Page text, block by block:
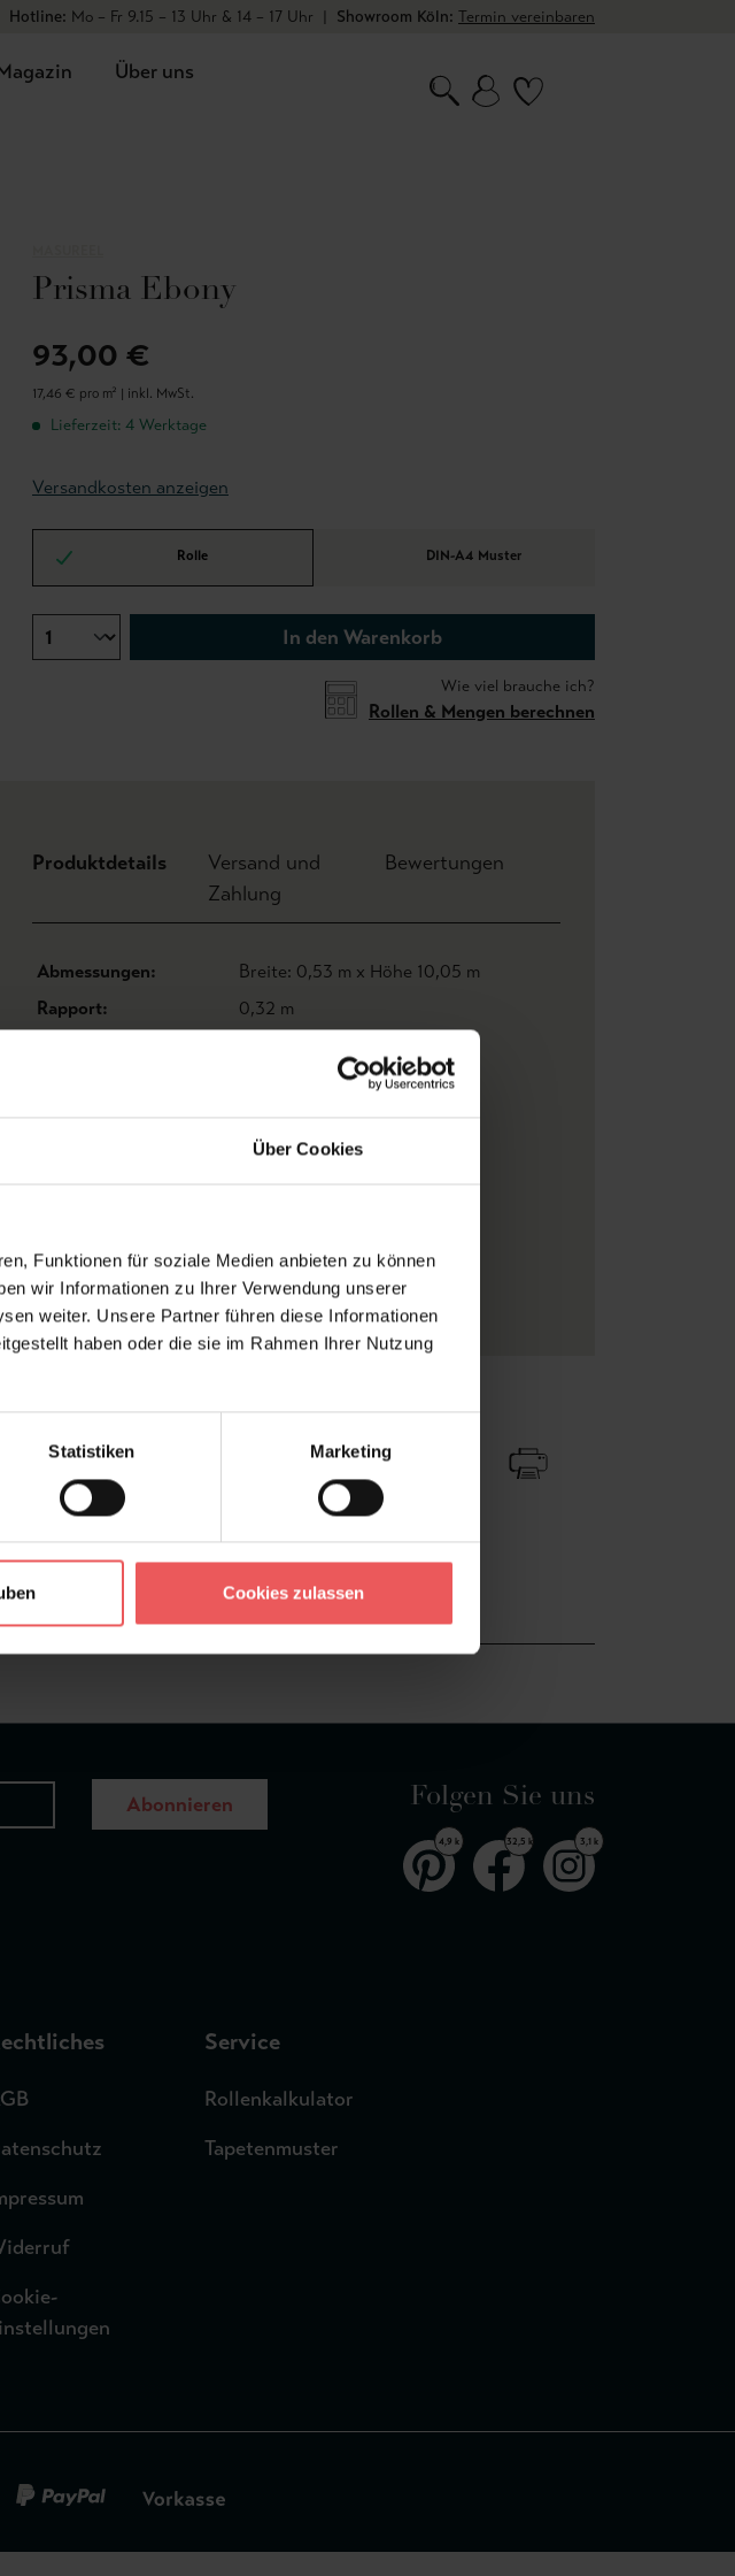
Über Cookies
Funktionen für soziale Medien anbieten zu können
wir Informationen zu Ihrer Verwendung unserer
weiter. Unsere Partner führen diese Informationen
haben oder die sie im Rahmen Ihrer Nutzung
Statistiken Marketing
Cookies zulassen
Hotline: Mo – Fr 9.15 – 13 Uhr & 14 – 17 Uhr | Showroom Köln: Termin vereinbaren
Über uns
Prisma Ebony
93,00 €
17,46 € pro m² | inkl. MwSt.
Lieferzeit: 4 Werktage
Versandkosten anzeigen
Rolle DIN-A4 Muster
In den Warenkorb
Wie viel brauche ich?
Rollen & Mengen berechnen
Produktdetails
Versand und
Zahlung
Bewertungen
Abmessungen:
Breite: 0,53 m x Höhe 10,05 m
Rapport:
0,32 m
Farbton:
Blau, Ocker, Weiß
Vlieskleber
Konfektionierung:
Rolle
Stil:
Grafische Tapeten
Trägermaterial:
Vliestapeten
FAQ Zu Favoriten Teilen!
932 81 82
Abonnieren Folgen Sie uns
4,9 k 32,5 k 3,1 k
Service
Rollenkalkulator
Tapetenmuster